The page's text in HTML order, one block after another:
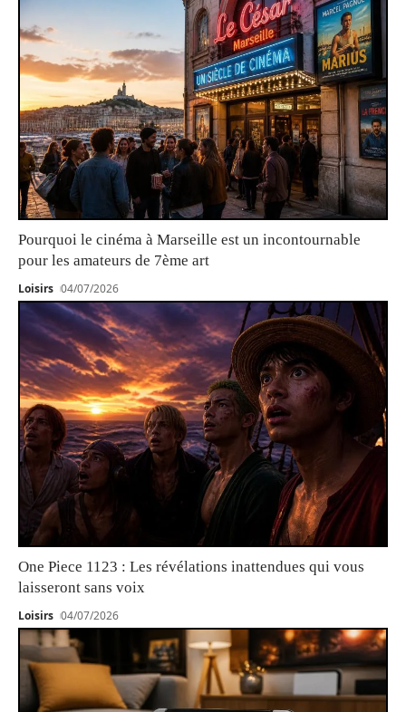
Pourquoi le cinéma à Marseille est un incontournable
pour les amateurs de 7ème art
Loisirs 04/07/2026
One Piece 1123 : Les révélations inattendues qui vous
laisseront sans voix
Loisirs 04/07/2026